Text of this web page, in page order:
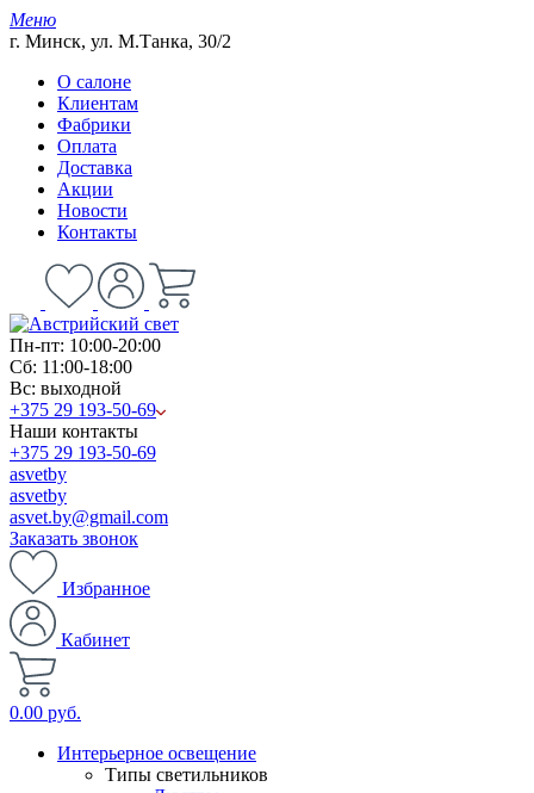
Меню
г. Минск, ул. М.Танка, 30/2
О салоне
Клиентам
Фабрики
Оплата
Доставка
Акции
Новости
Контакты
Пн-пт: 10:00-20:00
Сб: 11:00-18:00
Вс: выходной
+375 29 193-50-69
Наши контакты
+375 29 193-50-69
asvetby
asvetby
asvet.by@gmail.com
Заказать звонок
Избранное
Кабинет
0.00 руб.
Интерьерное освещение
Типы светильников